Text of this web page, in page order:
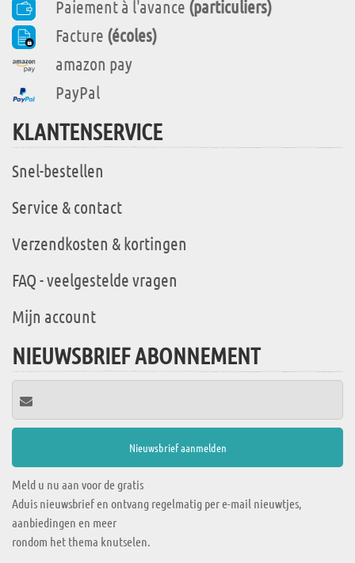
Paiement à l'avance (particuliers)
Facture (écoles)
amazon pay
PayPal
KLANTENSERVICE
Snel-bestellen
Service & contact
Verzendkosten & kortingen
FAQ - veelgestelde vragen
Mijn account
NIEUWSBRIEF ABONNEMENT
Meld u nu aan voor de gratis
Aduis nieuwsbrief en ontvang regelmatig per e-mail nieuwtjes,
aanbiedingen en meer
rondom het thema knutselen.